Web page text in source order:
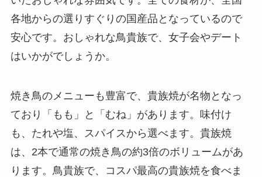
各地からの選りすぐりの国産品となっているので
安心です。おしゃれな鳥貴族で、女子会やデート
はいかがでしょうか。
焼き鳥のメニューも豊富で、貴族焼が名物となっ
ており「もも」と「むね」があります。味付け
も、たれや塩、スパイスから選べます。貴族焼
は、2本で通常の焼き鳥の約3倍のボリュームがあ
ります。鳥貴族で、コスパ最高の貴族焼を食べま